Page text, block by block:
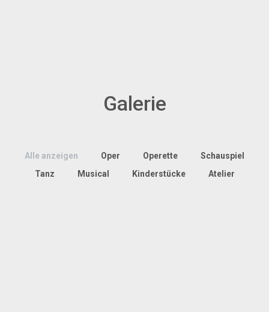
Galerie
Alle anzeigen Oper Operette
Schauspiel
Tanz
Musical Kinderstücke Atelier